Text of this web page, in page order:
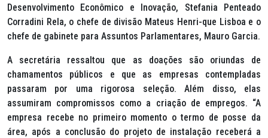
Desenvolvimento Econômico e Inovação, Stefania Penteado
Corradini Rela, o chefe de divisão Mateus Henri-que Lisboa e o
chefe de gabinete para Assuntos Parlamentares, Mauro Garcia.
A secretária ressaltou que as doações são oriundas de
chamamentos públicos e que as empresas contempladas
passaram por uma rigorosa seleção. Além disso, elas
assumiram compromissos como a criação de empregos. “A
empresa recebe no primeiro momento o termo de posse da
área, após a conclusão do projeto de instalação receberá a